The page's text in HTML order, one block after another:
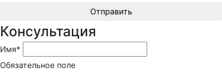
Отправить
Консультация
Имя*
Обязательное поле